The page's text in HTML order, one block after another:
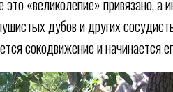
«великолепие» привязано, а
дубов и других
сокодвижение и начинается